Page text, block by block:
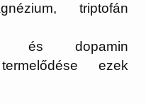
triptofán
és dopamin
ezek